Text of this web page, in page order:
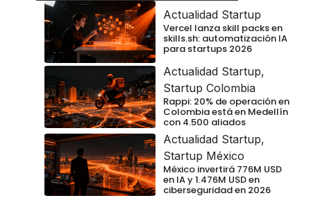
Actualidad Startup
Vercel lanza skill packs en
skills.sh: automatización IA
para startups 2026
Actualidad Startup,
Startup Colombia
Rappi: 20% de operación en
Colombia está en Medellín
con 4.500 aliados
Actualidad Startup,
Startup México
México invertirá 776M USD
en IA y 1.476M USD en
ciberseguridad en 2026